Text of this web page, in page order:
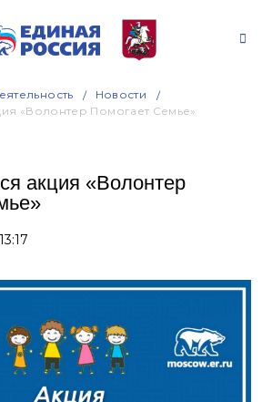
Новости
«Волонтер Помогает Семье»
акция «Волонтер
13:17